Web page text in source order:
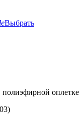
Выбрать
полиэфирной оплетке